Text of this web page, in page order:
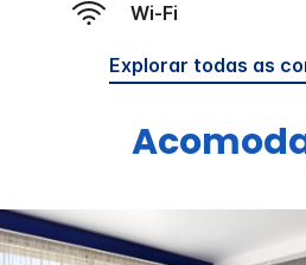
Wi-Fi
Explorar todas as